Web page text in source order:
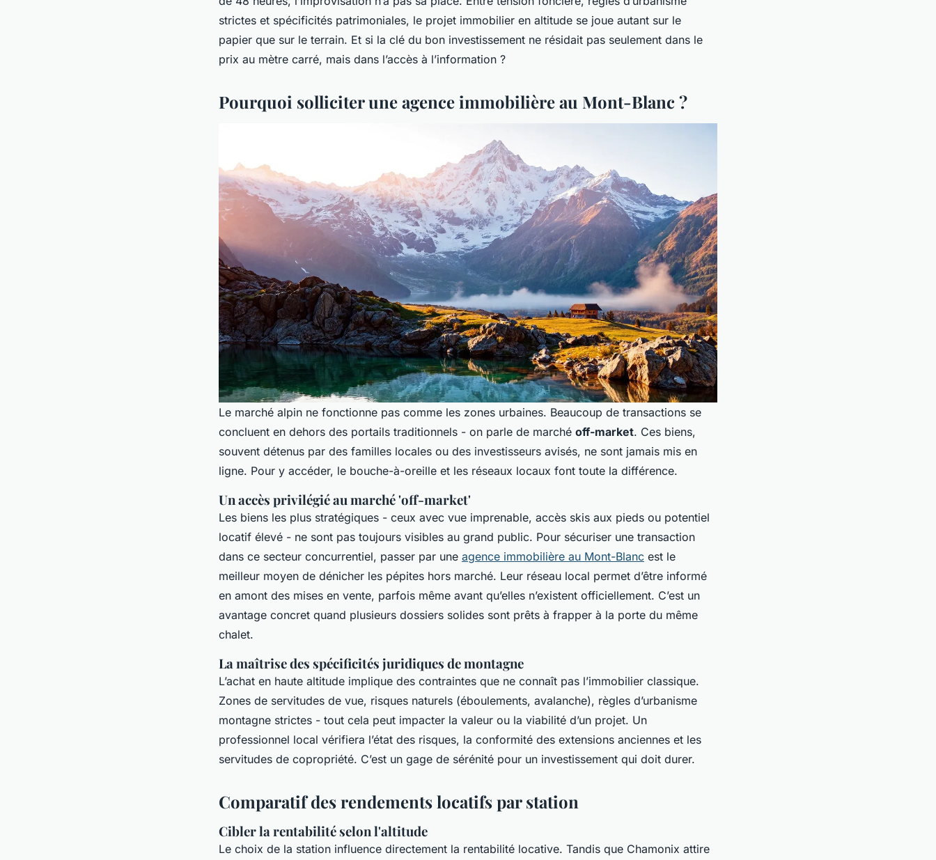
strictes et spécificités patrimoniales, le projet immobilier en altitude se joue autant sur le
papier que sur le terrain. Et si la clé du bon investissement ne résidait pas seulement dans le
prix au mètre carré, mais dans l’accès à l’information ?
Pourquoi solliciter une agence immobilière au Mont-Blanc ?
Le marché alpin ne fonctionne pas comme les zones urbaines. Beaucoup de transactions se
concluent en dehors des portails traditionnels - on parle de marché off-market. Ces biens,
souvent détenus par des familles locales ou des investisseurs avisés, ne sont jamais mis en
ligne. Pour y accéder, le bouche-à-oreille et les réseaux locaux font toute la différence.
Un accès privilégié au marché 'off-market'
Les biens les plus stratégiques - ceux avec vue imprenable, accès skis aux pieds ou potentiel
locatif élevé - ne sont pas toujours visibles au grand public. Pour sécuriser une transaction
dans ce secteur concurrentiel, passer par une agence immobilière au Mont-Blanc est le
meilleur moyen de dénicher les pépites hors marché. Leur réseau local permet d’être informé
en amont des mises en vente, parfois même avant qu’elles n’existent officiellement. C’est un
avantage concret quand plusieurs dossiers solides sont prêts à frapper à la porte du même
chalet.
La maîtrise des spécificités juridiques de montagne
L’achat en haute altitude implique des contraintes que ne connaît pas l’immobilier classique.
Zones de servitudes de vue, risques naturels (éboulements, avalanche), règles d’urbanisme
montagne strictes - tout cela peut impacter la valeur ou la viabilité d’un projet. Un
professionnel local vérifiera l’état des risques, la conformité des extensions anciennes et les
servitudes de copropriété. C’est un gage de sérénité pour un investissement qui doit durer.
Comparatif des rendements locatifs par station
Cibler la rentabilité selon l'altitude
Le choix de la station influence directement la rentabilité locative. Tandis que Chamonix attire